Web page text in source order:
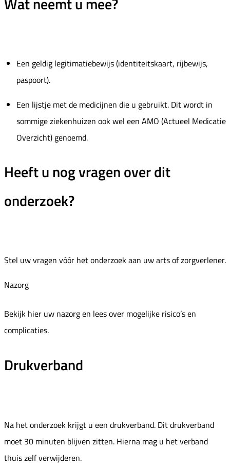
Een geldig legitimatiebewijs (identiteitskaart, rijbewijs,
paspoort).
Een lijstje met de medicijnen die u gebruikt. Dit wordt in
sommige ziekenhuizen ook wel een AMO (Actueel Medicatie
Overzicht) genoemd.
Heeft u nog vragen over dit
onderzoek?
Stel uw vragen vóór het onderzoek aan uw arts of zorgverlener.
Nazorg
Bekijk hier uw nazorg en lees over mogelijke risico’s en
complicaties.
Drukverband
Na het onderzoek krijgt u een drukverband. Dit drukverband
moet 30 minuten blijven zitten. Hierna mag u het verband
thuis zelf verwijderen.